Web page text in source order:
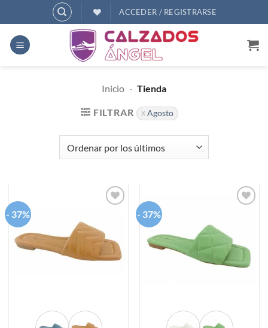
al
contenido
ACCEDER / REGISTRARSE
Inicio - Tienda
FILTRAR Agosto
- 37%
deseos
- 37%